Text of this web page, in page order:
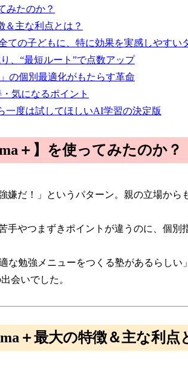
みたのか？
＆主な利点とは？
ての子どもに、特に効果を実感しやすい
、“最短ルート”で点数アップ
の個別最適化がもたらす革命
気になるポイント
一度は試してほしいAI学習の決定版
＋】を使ってみたのか？
だ！」というパターン。親の立場から
手やつまずきポイントが違うのに、個別
な勉強メニューをつくる塾があるらしい
会いでした。
＋最大の特徴＆主な利点